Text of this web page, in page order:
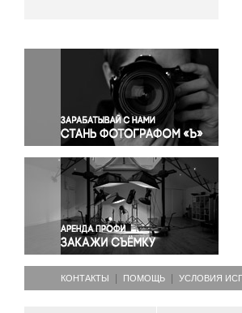
Окружающая среда
Политика
Правосудие
Происшествия и конфликты
Религия
Светская жизнь
Спорт
Экология
Экономика и бизнес
КОНТАКТЫ ПОМОЩЬ УСЛОВИЯ